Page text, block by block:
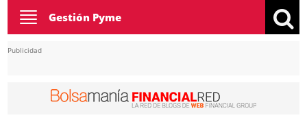
Toggle
navigation
Gestión Pyme
Publicidad